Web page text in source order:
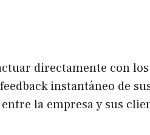
directamente con
instantáneo de
la empresa y sus